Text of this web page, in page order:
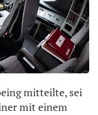
mitteilte, sei
mit einem